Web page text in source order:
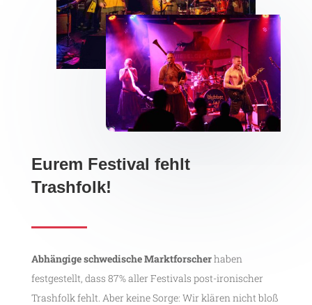
Eurem Festival fehlt
Trashfolk!
Abhängige schwedische Marktforscherhaben
festgestellt, dass 87% aller Festivals post-ironischer
Trashfolk fehlt. Aber keine Sorge: Wir klären nicht bloß